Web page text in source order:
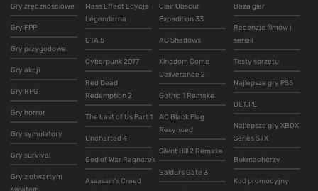
Gry zręcznościowe
Gry FPP
Gry przygodowe
Gry akcji
Gry RPG
Gry horror
Gry symulatory
Gry survival
Gry z otwartym
Mass Effect Edycja
Legendarna
GTA 5
Cyberpunk 2077
Red Dead
Redemption 2
The Last of Us Part 1
Uncharted 4
God of War Ragnarok
Assassin's Creed
Clair Obscur
Expedition 33
AC Shadows
Kingdom Come
Deliverance 2
Gothic 1 Remake
AC Black Flag
Resynced
Silent Hill 2 Remake
Baldurs Gate 3
Baza gier
Recenzje filmów i
seriali
Testy sprzętu
Najlepsze gry PS5
BET.PL
Najlepsze gry XBOX
Series S i X
Bukmacherzy
Kod promocyjny